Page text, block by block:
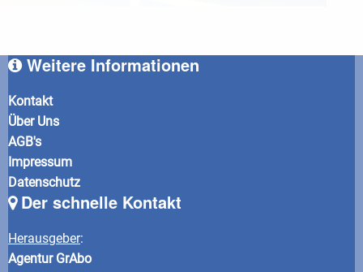
Weitere Informationen
Kontakt
Über Uns
AGB's
Impressum
Datenschutz
Der schnelle Kontakt
Herausgeber:
Agentur GrAbo